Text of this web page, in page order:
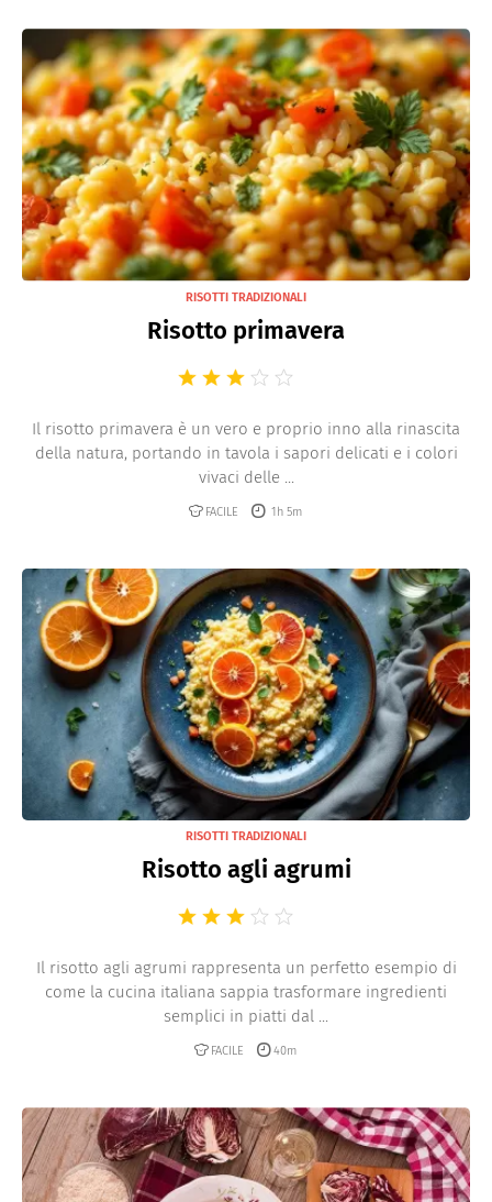
RISOTTI TRADIZIONALI
Risotto primavera
Il risotto primavera è un vero e proprio inno alla rinascita
della natura, portando in tavola i sapori delicati e i colori
vivaci delle ...
FACILE 1h 5m
RISOTTI TRADIZIONALI
Risotto agli agrumi
Il risotto agli agrumi rappresenta un perfetto esempio di
come la cucina italiana sappia trasformare ingredienti
semplici in piatti dal ...
FACILE 40m